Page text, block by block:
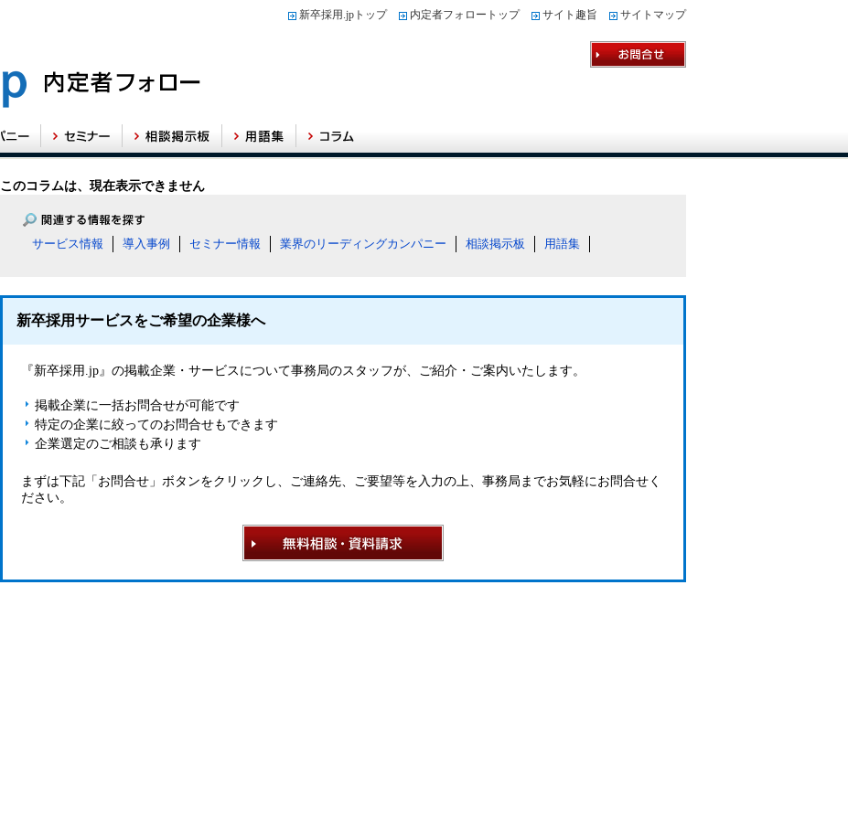
新卒採用.jpトップ 内定者フォロートップ サイト趣旨 サイトマップ
このコラムは、現在表示できません
サービス情報 導入事例 セミナー情報 業界のリーディングカンパニー 相談掲示板 用語集
新卒採用サービスをご希望の企業様へ
『新卒採用.jp』の掲載企業・サービスについて事務局のスタッフが、ご紹介・ご案内いたします。
掲載企業に一括お問合せが可能です
特定の企業に絞ってのお問合せもできます
企業選定のご相談も承ります
まずは下記「お問合せ」ボタンをクリックし、ご連絡先、ご要望等を入力の上、事務局までお気軽にお問合せく
ださい。